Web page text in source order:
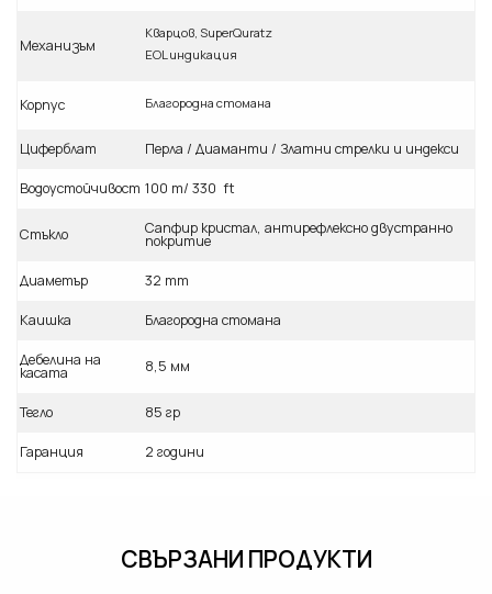
Механизъм
Кварцов, SuperQuratz
EOL индикация
Корпус Благородна стомана
Циферблат Перла / Диаманти / Златни стрелки и индекси
Водоустойчивост 100 m/ 330 ft
Стъкло Сапфир кристал, антирефлексно двустранно
покритие
Диаметър 32 mm
Каишка Благородна стомана
Дебелина на
касата 8,5 мм
Тегло 85 гр
Гаранция 2 години
СВЪРЗАНИ ПРОДУКТИ